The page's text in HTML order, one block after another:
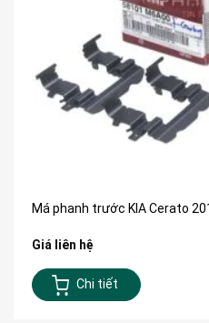
Má phanh trước KIA Cerato
Giá liên hệ
Chi tiết